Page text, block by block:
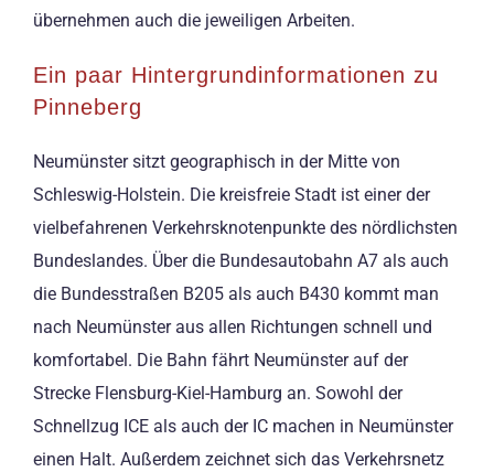
übernehmen auch die jeweiligen Arbeiten.
Ein paar Hintergrundinformationen zu
Pinneberg
Neumünster sitzt geographisch in der Mitte von
Schleswig-Holstein. Die kreisfreie Stadt ist einer der
vielbefahrenen Verkehrsknotenpunkte des nördlichsten
Bundeslandes. Über die Bundesautobahn A7 als auch
die Bundesstraßen B205 als auch B430 kommt man
nach Neumünster aus allen Richtungen schnell und
komfortabel. Die Bahn fährt Neumünster auf der
Strecke Flensburg-Kiel-Hamburg an. Sowohl der
Schnellzug ICE als auch der IC machen in Neumünster
einen Halt. Außerdem zeichnet sich das Verkehrsnetz